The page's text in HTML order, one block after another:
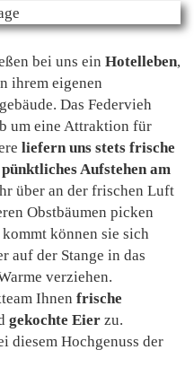
bei uns ein Hotelleben,
ihrem eigenen
Das Federvieh
um eine Attraktion für
liefern uns stets frische
pünktliches Aufstehen am
über an der frischen Luft
Obstbäumen picken
können sie sich
auf der Stange in das
verziehen.
Ihnen frische
gekochte Eier zu.
diesem Hochgenuss der